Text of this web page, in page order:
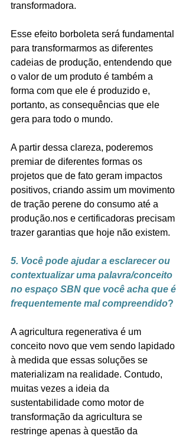
transformadora.
Esse efeito borboleta será fundamental
para transformarmos as diferentes
cadeias de produção, entendendo que
o valor de um produto é também a
forma com que ele é produzido e,
portanto, as consequências que ele
gera para todo o mundo.
A partir dessa clareza, poderemos
premiar de diferentes formas os
projetos que de fato geram impactos
positivos, criando assim um movimento
de tração perene do consumo até a
produção.nos e certificadoras precisam
trazer garantias que hoje não existem.
5. Você pode ajudar a esclarecer ou
contextualizar uma palavra/conceito
no espaço SBN que você acha que é
frequentemente mal compreendido?
A agricultura regenerativa é um
conceito novo que vem sendo lapidado
à medida que essas soluções se
materializam na realidade. Contudo,
muitas vezes a ideia da
sustentabilidade como motor de
transformação da agricultura se
restringe apenas à questão da